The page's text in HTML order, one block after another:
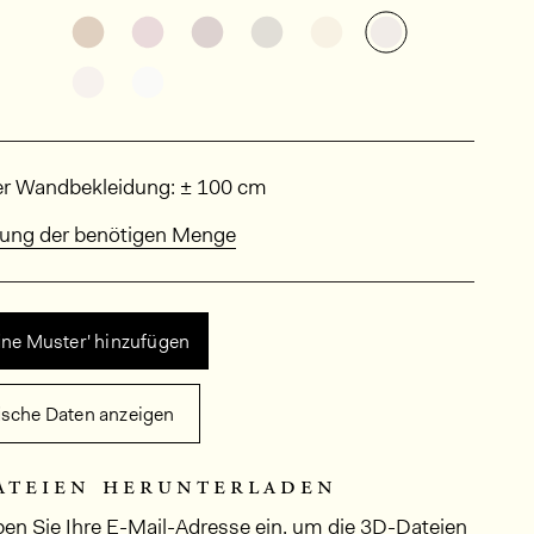
Weitere Varianten entdecken: KAL2022
Weitere Varianten entdecken: KAL2017
Weitere Varianten entdecken:
Weitere Varianten
Weitere Varianten
Weitere
Wandbekleidung: ± 100 cm
der benötigen Menge
Muster' hinzufügen
Daten anzeigen
herunterladen
Sie Ihre E-Mail-Adresse ein, um die 3D-Dateien